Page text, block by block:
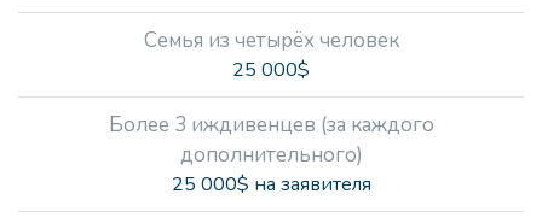
Семья из четырёх человек
25 000$
Более 3 иждивенцев (за каждого
дополнительного)
25 000$ на заявителя